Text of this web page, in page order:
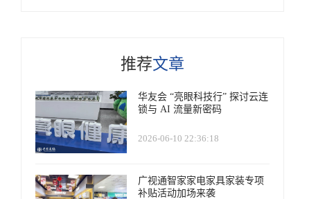
推荐文章
华友会 “亮眼科技行” 探讨云连
锁与 AI 流量新密码
2026-06-10 22:36:18
广视通智家家电家具家装专项
补贴活动加场来袭